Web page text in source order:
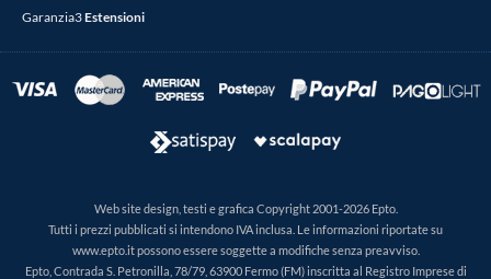
Garanzia3Estensioni
Web site design, testi e grafica Copyright 2001-2026 Epto.
Tutti i prezzi pubblicati si intendono IVA inclusa. Le informazioni riportate su
www.epto.it possono essere soggette a modifiche senza preavviso.
Epto, Contrada S. Petronilla, 78/79, 63900 Fermo (FM) inscritta al Registro Imprese di